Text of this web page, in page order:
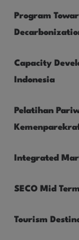
Program
Capacity
Indonesia
Pelatihan
Integrated
SECO Mid
Tourism